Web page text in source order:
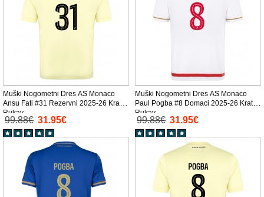
Muški Nogometni Dres AS Monaco
Ansu Fati #31 Rezervni 2025-26 Kratak
Rukav
99.88€ 31.95€
Muški Nogometni Dres AS Monaco
Paul Pogba #8 Domaci 2025-26 Kratak
Rukav
99.88€ 31.95€